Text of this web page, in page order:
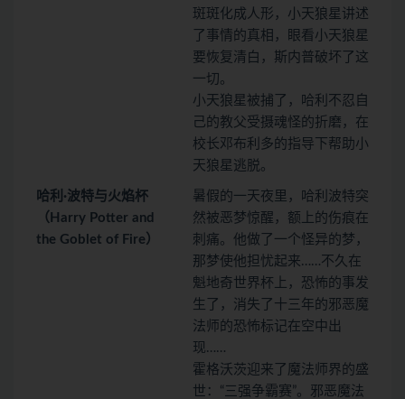
斑斑化成人形，小天狼星讲述
了事情的真相，眼看小天狼星
要恢复清白，斯内普破坏了这
一切。
小天狼星被捕了，哈利不忍自
己的教父受摄魂怪的折磨，在
校长邓布利多的指导下帮助小
天狼星逃脱。
哈利·波特与火焰杯
（Harry Potter and
the Goblet of Fire）
暑假的一天夜里，哈利波特突
然被恶梦惊醒，额上的伤痕在
刺痛。他做了一个怪异的梦，
那梦使他担忧起来……不久在
魁地奇世界杯上，恐怖的事发
生了，消失了十三年的邪恶魔
法师的恐怖标记在空中出
现……
霍格沃茨迎来了魔法师界的盛
世：“三强争霸赛”。邪恶魔法